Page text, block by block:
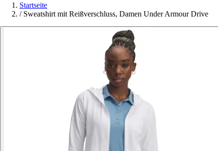
Startseite
/ Sweatshirt mit Reißverschluss, Damen Under Armour Drive